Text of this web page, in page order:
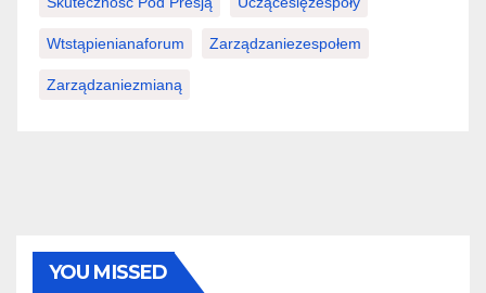
Wtstąpienianaforum Zarządzaniezespołem
Zarządzaniezmianą
YOU MISSED